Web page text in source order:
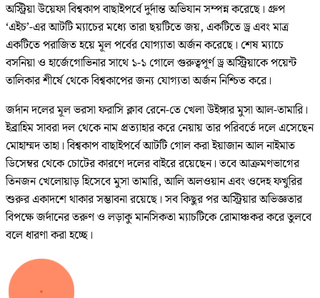
অস্ট্রিয়া উয়েফা বিশ্বকাপ বাছাইপর্বে দুর্দান্ত অভিযান সম্পন্ন করেছে। গ্রুপ
‘এইচ’-এর আটটি ম্যাচের মধ্যে তারা ছয়টিতে জয়, একটিতে ড্র এবং মাত্র
একটিতে পরাজিত হয়ে মূল পর্বের যোগ্যাতা অর্জন করেছে। শেষ ম্যাচে
বসনিয়া ও হার্জেগোভিনার সাথে ১-১ গোলে গুরুত্বপূর্ণ ড্র অস্ট্রিয়াকে পয়েন্ট
তালিকার শীর্ষে থেকে বিশ্বকাপের জন্য যোগ্যতা অর্জন নিশ্চিত করে।
জর্দান দলের মূল ভরসা ফরাসি ক্লাব রেনে-তে খেলা উইঙ্গার মুসা আল-তামারি।
ইব্রাহিম সাবরা দল থেকে নাম প্রত্যাহার করে নেয়ায় তার পরিবর্তে দলে এসেছেন
মোহাম্মদ তাহা। বিশ্বকাপ বাছাইপর্বে আটটি গোল করা ইয়াজান আল নাইমাত
ডিসেম্বর থেকে চোটের কারণে দলের বাইরে রয়েছেন। তবে আক্রমণভাগের
তিনজন খেলোয়াড় হিসেবে মুসা তামারি, আলি অলওয়ান এবং ওদেহ ফখুরির
শুরুর একাদশে থাকার সম্ভাবনা রয়েছে। সব কিছুর পর অস্ট্রিয়ার অভিজ্ঞতার
বিপক্ষে জর্দানের তরুণ ও লড়াকু মানসিকতা ম্যাচটিকে রোমাঞ্চকর করে তুলবে
বলে ধারণা করা হচ্ছে।